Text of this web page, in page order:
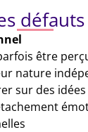
défauts
être
nature
sur des